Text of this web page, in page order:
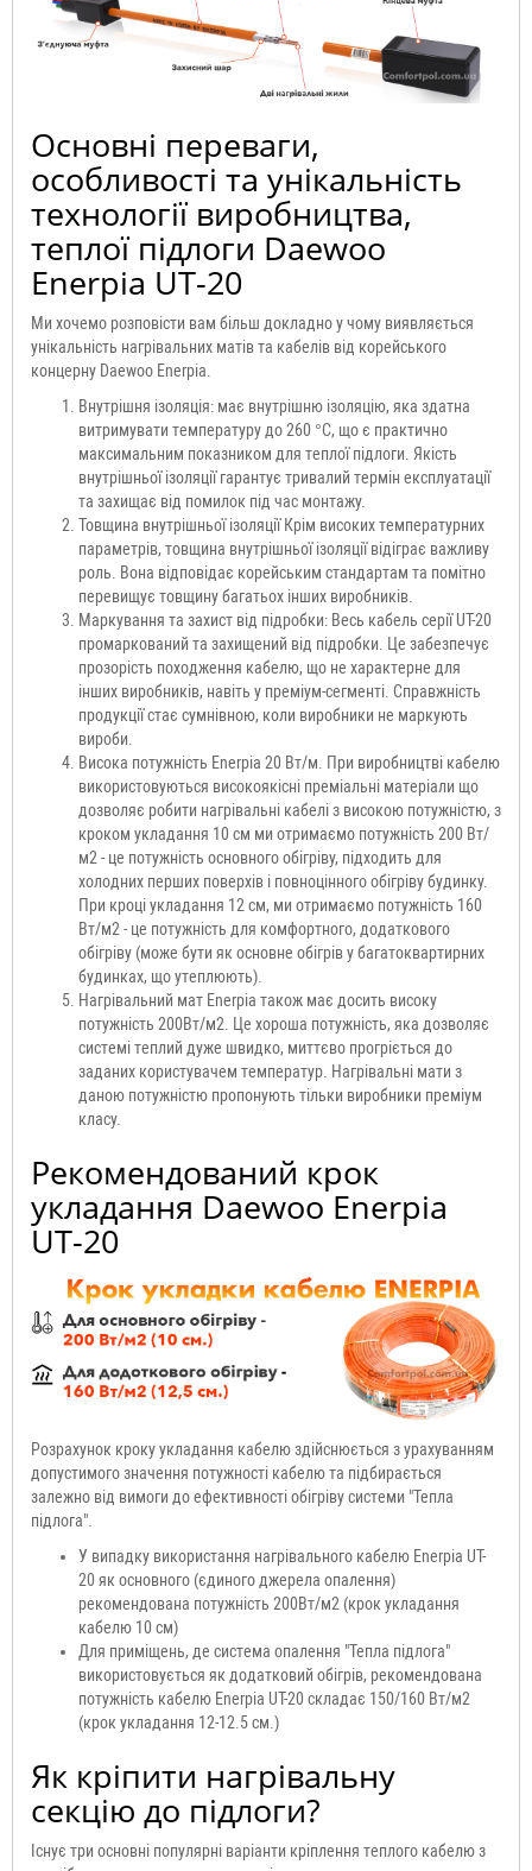
Основні переваги,
особливості та унікальність
технології виробництва,
теплої підлоги Daewoo
Enerpia UT-20
Ми хочемо розповісти вам більш докладно у чому виявляється
унікальність нагрівальних матів та кабелів від корейського
концерну Daewoo Enerpia.
Внутрішня ізоляція: має внутрішню ізоляцію, яка здатна
витримувати температуру до 260 °C, що є практично
максимальним показником для теплої підлоги. Якість
внутрішньої ізоляції гарантує тривалий термін експлуатації
та захищає від помилок під час монтажу.
Товщина внутрішньої ізоляції Крім високих температурних
параметрів, товщина внутрішньої ізоляції відіграє важливу
роль. Вона відповідає корейським стандартам та помітно
перевищує товщину багатьох інших виробників.
Маркування та захист від підробки: Весь кабель серії UT-20
промаркований та захищений від підробки. Це забезпечує
прозорість походження кабелю, що не характерне для
інших виробників, навіть у преміум-сегменті. Справжність
продукції стає сумнівною, коли виробники не маркують
вироби.
Висока потужність Enerpia 20 Вт/м. При виробництві кабелю
використовуються високоякісні преміальні матеріали що
дозволяє робити нагрівальні кабелі з високою потужністю, з
кроком укладання 10 см ми отримаємо потужність 200 Вт/
м2 - це потужність основного обігріву, підходить для
холодних перших поверхів і повноцінного обігріву будинку.
При кроці укладання 12 см, ми отримаємо потужність 160
Вт/м2 - це потужність для комфортного, додаткового
обігріву (може бути як основне обігрів у багатоквартирних
будинках, що утеплюють).
Нагрівальний мат Enerpia також має досить високу
потужність 200Вт/м2. Це хороша потужність, яка дозволяє
системі теплий дуже швидко, миттєво прогріється до
заданих користувачем температур. Нагрівальні мати з
даною потужністю пропонують тільки виробники преміум
класу.
Рекомендований крок
укладання Daewoo Enerpia
UT-20
Розрахунок кроку укладання кабелю здійснюється з урахуванням
допустимого значення потужності кабелю та підбирається
залежно від вимоги до ефективності обігріву системи "Тепла
підлога".
У випадку використання нагрівального кабелю Enerpia UT-
20 як основного (єдиного джерела опалення)
рекомендована потужність 200Вт/м2 (крок укладання
кабелю 10 см)
Для приміщень, де система опалення "Тепла підлога"
використовується як додатковий обігрів, рекомендована
потужність кабелю Enerpia UT-20 складає 150/160 Вт/м2
(крок укладання 12-12.5 см.)
Як кріпити нагрівальну
секцію до підлоги?
Існує три основні популярні варіанти кріплення теплого кабелю з